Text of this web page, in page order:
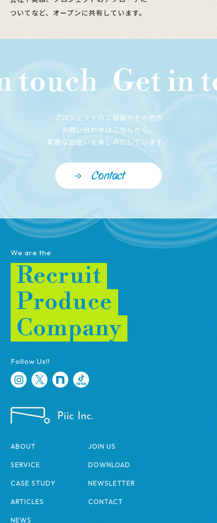
ついてなど、オープンに共有しています。
Get in
プロジェクトのご相談やその他の
お問い合わせはこちらから。
素敵な出会いを楽しみにしています。
Contact
We are the
Recruit
Produce
Company
Follow Us!!
ABOUT JOIN US
SERVICE DOWNLOAD
CASE STUDY NEWSLETTER
ARTICLES CONTACT
NEWS